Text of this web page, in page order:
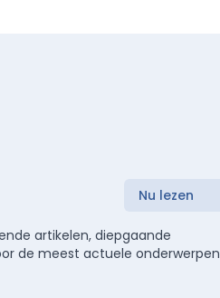
Nu lezen
artikelen, diepgaande
de meest actuele onderwerpen